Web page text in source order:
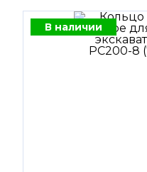
В наличии